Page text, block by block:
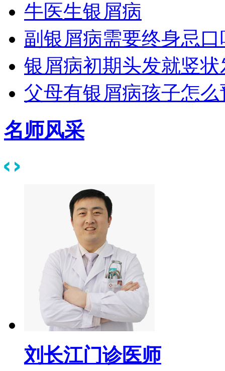
牛医生银屑病
副银屑病需要终身忌口
银屑病初期头发就竖状
父母有银屑病孩子怎么
名师风采
刘长江门诊医师